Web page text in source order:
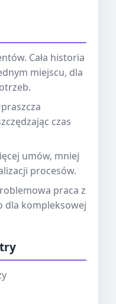
Cała historia
miejscu, dla
czas
umów, mniej
procesów.
praca z
dla kompleksowej